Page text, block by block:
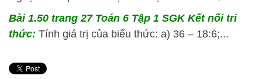
Bài 1.50 trang 27 Toán 6 Tập 1 SGK Kết nối tri
thức: Tính giá trị của biểu thức: a) 36 – 18:6;...